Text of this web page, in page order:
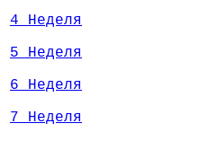
4 Неделя
5 Неделя
6 Неделя
7 Неделя